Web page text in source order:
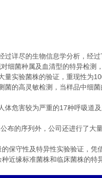
过详尽的生物信息学分析，经过
细菌种属及血清型的特异检测
量实验菌株的验证，重现性为
菌的高灵敏检测，当样品中细菌
体危害较为严重的17种呼吸道
公布的序列外，公司还进行了大
的保守性及特异性实验验证，
种近缘标准菌株和临床菌株的特